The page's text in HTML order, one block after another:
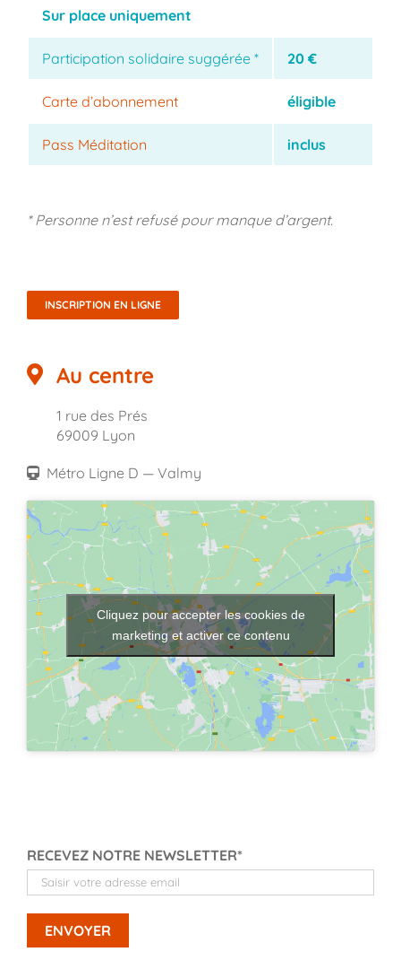
Sur place uniquement
Participation solidaire suggérée * 20 €
Carte d’abonnement éligible
Pass Méditation inclus
* Personne n’est refusé pour manque d’argent.
INSCRIPTION EN LIGNE
Au centre
1 rue des Prés
69009 Lyon
Métro Ligne D — Valmy
Cliquez pour accepter les cookies de
marketing et activer ce contenu
RECEVEZ NOTRE NEWSLETTER*